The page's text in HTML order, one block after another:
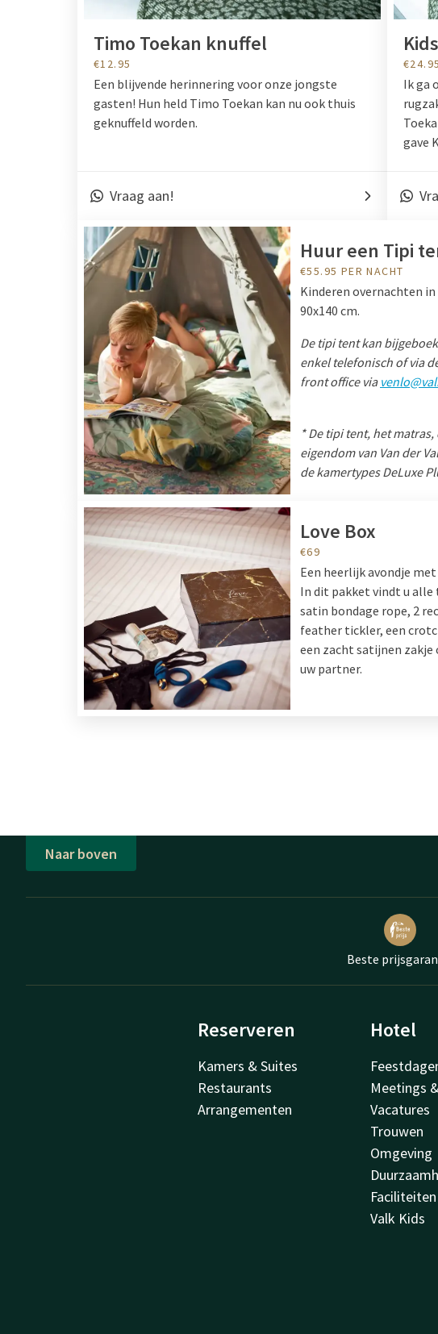
Timo Toekan knuffel
€12.95
Een blijvende herinnering voor onze jongste
gasten! Hun held Timo Toekan kan nu ook thuis
geknuffeld worden.
Vraag aan!
€24.95
Ik ga
gave
Huur een Tipi
€55.95 PER NACHT
Kinderen overnachten
90x140 cm.
De tipi tent kan
enkel telefonisch of via
front office via
* De tipi tent, het
eigendom van Van der
de kamertypesDeLuxe
Love Box
€69
Een heerlijk avondje
In dit pakket vindt u alle
satin bondage rope, 2
feather tickler, een
een zacht satijnen zakje
uw partner.
Naar boven
Beste
Reserveren
Kamers & Suites
Restaurants
Arrangementen
Hotel
Meetings
Vacatures
Trouwen
Omgeving
Faciliteiten
Valk Kids